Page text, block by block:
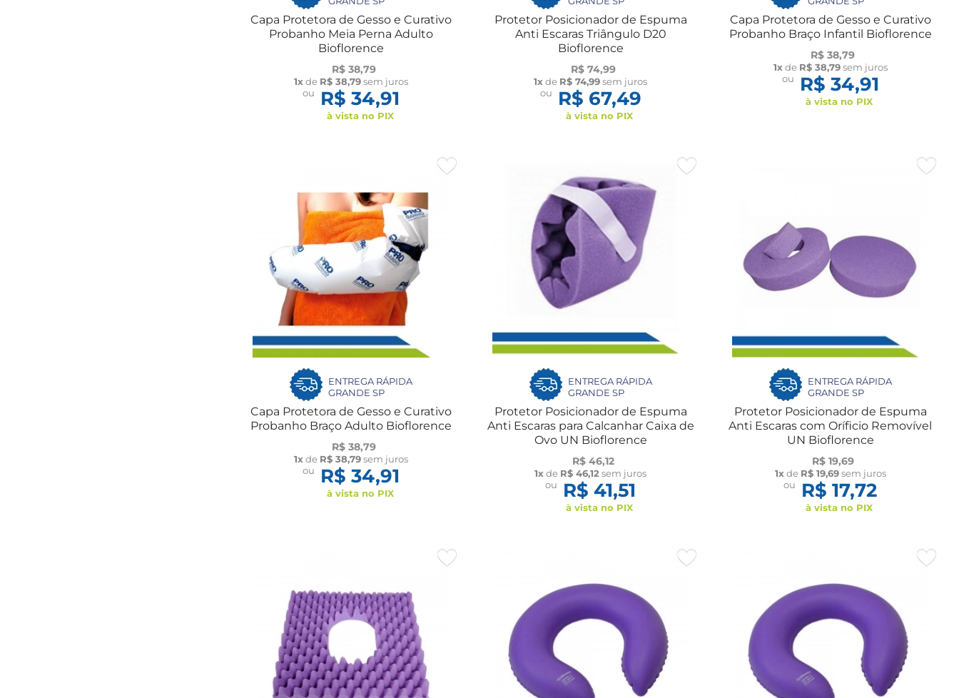
Capa Protetora de Gesso e Curativo
Probanho Meia Perna Adulto
Bioflorence
R$ 38,79
1xde R$ 38,79sem juros
ou
R$ 34,91
à vista no PIX
Protetor Posicionador de Espuma
Anti Escaras Triângulo D20
Bioflorence
R$ 74,99
1xde R$ 74,99sem juros
ou
R$ 67,49
à vista no PIX
Capa Protetora de Gesso e Curativo
Probanho Braço Infantil Bioflorence
R$ 38,79
1xde R$ 38,79sem juros
ou
R$ 34,91
à vista no PIX
ENTREGA RÁPIDA
GRANDE SP
Capa Protetora de Gesso e Curativo
Probanho Braço Adulto Bioflorence
R$ 38,79
1xde R$ 38,79sem juros
ou
R$ 34,91
à vista no PIX
ENTREGA RÁPIDA
GRANDE SP
Protetor Posicionador de Espuma
Anti Escaras para Calcanhar Caixa de
Ovo UN Bioflorence
R$ 46,12
1xde R$ 46,12sem juros
ou
R$ 41,51
à vista no PIX
ENTREGA RÁPIDA
GRANDE SP
Protetor Posicionador de Espuma
Anti Escaras com Oríficio Removível
UN Bioflorence
R$ 19,69
1xde R$ 19,69sem juros
ou
R$ 17,72
à vista no PIX